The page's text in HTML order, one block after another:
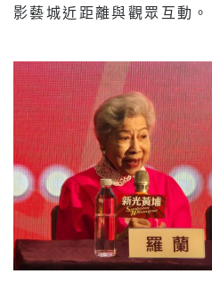
影藝城近距離與觀眾互動。